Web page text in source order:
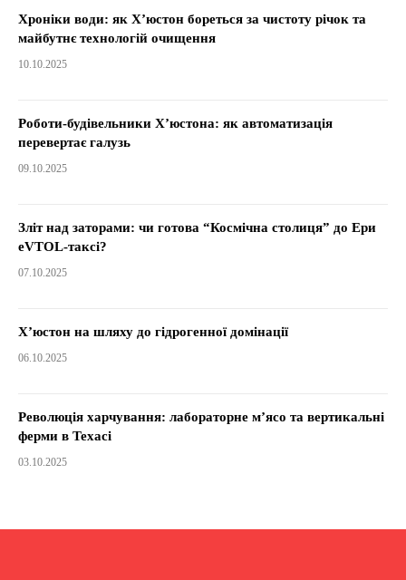
Хроніки води: як Х’юстон бореться за чистоту річок та
майбутнє технологій очищення
10.10.2025
Роботи-будівельники Х’юстона: як автоматизація
перевертає галузь
09.10.2025
Зліт над заторами: чи готова “Космічна столиця” до Ери
eVTOL-таксі?
07.10.2025
Х’юстон на шляху до гідрогенної домінації
06.10.2025
Революція харчування: лабораторне м’ясо та вертикальні
ферми в Техасі
03.10.2025